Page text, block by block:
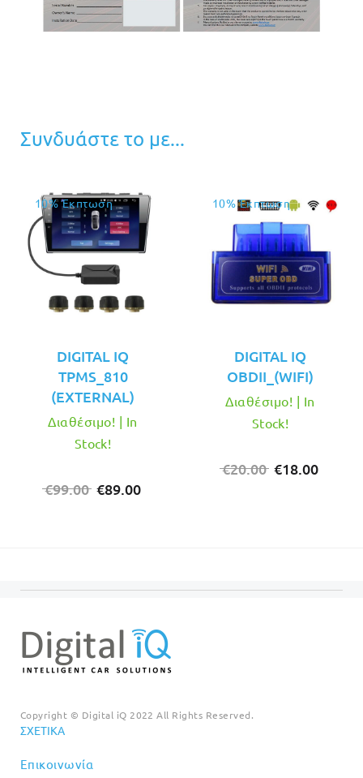
Συνδυάστε το με...
10% Έκπτωση
DIGITAL IQ
TPMS_810
(EXTERNAL)
€99.00 Original
€89.00
Διαθέσιμο! | In
Stock!
10% Έκπτωση
DIGITAL IQ
OBDII_(WIFI)
€20.00 Original
€18.00
Διαθέσιμο! | In
Stock!
Copyright © Digital iQ 2022 All Rights Reserved.
ΣΧΕΤΙΚΆ
Επικοινωνία